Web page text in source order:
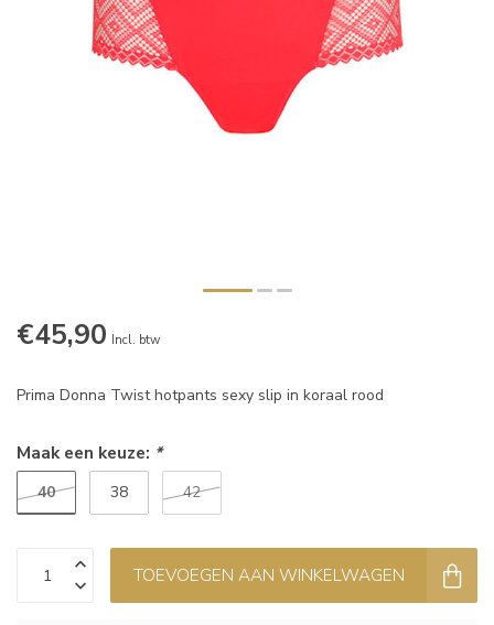
€45,90 Incl. btw
Prima Donna Twist hotpants sexy slip in koraal rood
Maak een keuze: *
40 38 42
TOEVOEGEN AAN WINKELWAGEN